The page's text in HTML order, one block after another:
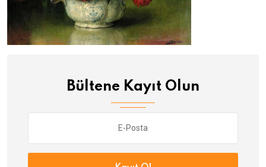
Bültene Kayıt Olun